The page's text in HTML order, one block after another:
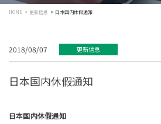
HOME 更新信息 日本国内休假通知
2018/08/07 更新信息
日本国内休假通知
日本国内休假通知